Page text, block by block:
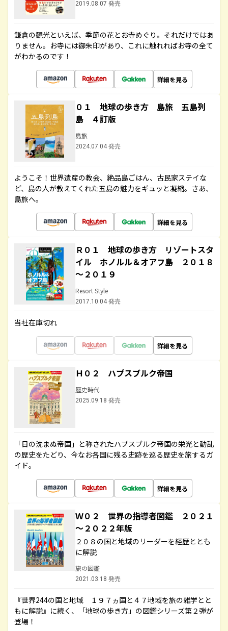
2019.08.07 発売
鎌倉の観光といえば、季節の花とお寺めぐり。それだけではあ
りません。お寺には御朱印があり、これに触れればお寺の全て
がわかるのです！
詳細を見る
０１ 地球の歩き方 島旅 五島列
島 ４訂版
島旅
2024.07.04 発売
ようこそ！世界遺産の教会、絶品島ごはん、古民家ステイな
ど、島の人が教えてくれた五島の魅力をギュッと凝縮。さあ、
島旅へ。
詳細を見る
Ｒ０１ 地球の歩き方 リゾートスタ
イル ホノルル＆オアフ島 ２０１８
～２０１９
Resort Style
2017.10.04 発売
当社在庫切れ
詳細を見る
Ｈ０２ ハプスブルク帝国
歴史時代
2025.09.18 発売
「日の沈まぬ帝国」と称されたハプスブルク帝国の栄光と動乱
の歴史をたどり、今なお各国に残る史跡を巡る歴史を旅するガ
イド。
詳細を見る
Ｗ０２ 世界の指導者図鑑 ２０２１
～２０２２年版
２０８の国と地域のリーダーを経歴ととも
に解説
旅の図鑑
2021.03.18 発売
『世界244の国と地域 １９７ヵ国と４７地域を旅の雑学とと
もに解説』に続く、「地球の歩き方」の図鑑シリーズ第２弾が
登場！